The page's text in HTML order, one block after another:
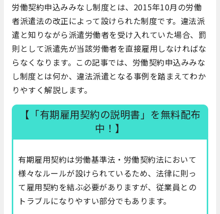
労働契約申込みみなし制度とは、2015年10月の労働
者派遣法の改正によって設けられた制度です。違法派
遣と知りながら派遣労働者を受け入れていた場合、罰
則として派遣先が当該労働者を直接雇用しなければな
らなくなります。この記事では、労働契約申込みみな
し制度とは何か、違法派遣となる事例を踏まえてわか
りやすく解説します。
【「有期雇用契約の説明書」を無料配布
中！】
有期雇用契約は労働基準法・労働契約法において
様々なルールが設けられているため、法律に則っ
て雇用契約を結ぶ必要がありますが、従業員との
トラブルになりやすい部分でもあります。